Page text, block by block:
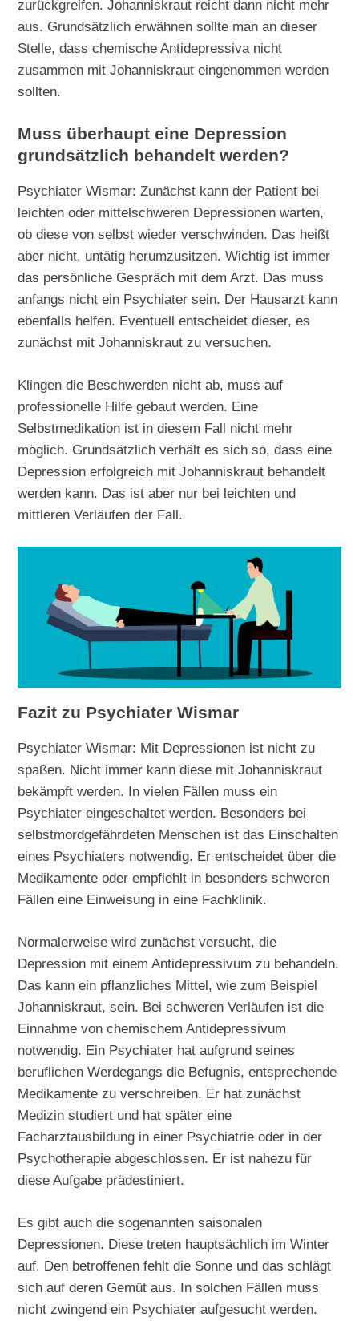
zurückgreifen. Johanniskraut reicht dann nicht mehr
aus. Grundsätzlich erwähnen sollte man an dieser
Stelle, dass chemische Antidepressiva nicht
zusammen mit Johanniskraut eingenommen werden
sollten.
Muss überhaupt eine Depression
grundsätzlich behandelt werden?
Psychiater Wismar: Zunächst kann der Patient bei
leichten oder mittelschweren Depressionen warten,
ob diese von selbst wieder verschwinden. Das heißt
aber nicht, untätig herumzusitzen. Wichtig ist immer
das persönliche Gespräch mit dem Arzt. Das muss
anfangs nicht ein Psychiater sein. Der Hausarzt kann
ebenfalls helfen. Eventuell entscheidet dieser, es
zunächst mit Johanniskraut zu versuchen.
Klingen die Beschwerden nicht ab, muss auf
professionelle Hilfe gebaut werden. Eine
Selbstmedikation ist in diesem Fall nicht mehr
möglich. Grundsätzlich verhält es sich so, dass eine
Depression erfolgreich mit Johanniskraut behandelt
werden kann. Das ist aber nur bei leichten und
mittleren Verläufen der Fall.
Fazit zu Psychiater Wismar
Psychiater Wismar: Mit Depressionen ist nicht zu
spaßen. Nicht immer kann diese mit Johanniskraut
bekämpft werden. In vielen Fällen muss ein
Psychiater eingeschaltet werden. Besonders bei
selbstmordgefährdeten Menschen ist das Einschalten
eines Psychiaters notwendig. Er entscheidet über die
Medikamente oder empfiehlt in besonders schweren
Fällen eine Einweisung in eine Fachklinik.
Normalerweise wird zunächst versucht, die
Depression mit einem Antidepressivum zu behandeln.
Das kann ein pflanzliches Mittel, wie zum Beispiel
Johanniskraut, sein. Bei schweren Verläufen ist die
Einnahme von chemischem Antidepressivum
notwendig. Ein Psychiater hat aufgrund seines
beruflichen Werdegangs die Befugnis, entsprechende
Medikamente zu verschreiben. Er hat zunächst
Medizin studiert und hat später eine
Facharztausbildung in einer Psychiatrie oder in der
Psychotherapie abgeschlossen. Er ist nahezu für
diese Aufgabe prädestiniert.
Es gibt auch die sogenannten saisonalen
Depressionen. Diese treten hauptsächlich im Winter
auf. Den betroffenen fehlt die Sonne und das schlägt
sich auf deren Gemüt aus. In solchen Fällen muss
nicht zwingend ein Psychiater aufgesucht werden.